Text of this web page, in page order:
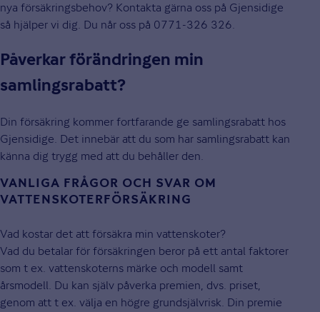
nya försäkringsbehov? Kontakta gärna oss på Gjensidige
så hjälper vi dig. Du når oss på 0771-326 326.
Påverkar förändringen min
samlingsrabatt?
Din försäkring kommer fortfarande ge samlingsrabatt hos
Gjensidige. Det innebär att du som har samlingsrabatt kan
känna dig trygg med att du behåller den.
VANLIGA FRÅGOR OCH SVAR OM
VATTENSKOTERFÖRSÄKRING
Vad kostar det att försäkra min vattenskoter?
Vad du betalar för försäkringen beror på ett antal faktorer
som t ex. vattenskoterns märke och modell samt
årsmodell. Du kan själv påverka premien, dvs. priset,
genom att t ex. välja en högre grundsjälvrisk. Din premie